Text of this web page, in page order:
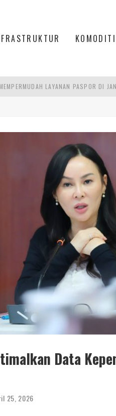
KOMODITI
KULINER LEGENDARIS DI PASAR
MASA DEPAN INDONESIA
LAYANAN PASPOR DI
Data
25, 2026